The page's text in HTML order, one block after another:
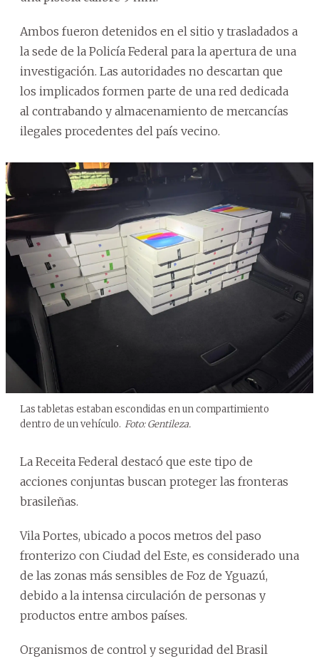
Ambos fueron detenidos en el sitio y trasladados a
la sede de la Policía Federal para la apertura de una
investigación. Las autoridades no descartan que
los implicados formen parte de una red dedicada
al contrabando y almacenamiento de mercancías
ilegales procedentes del país vecino.
Las tabletas estaban escondidas en un compartimiento
dentro de un vehículo. Foto: Gentileza.
La Receita Federal destacó que este tipo de
acciones conjuntas buscan proteger las fronteras
brasileñas.
Vila Portes, ubicado a pocos metros del paso
fronterizo con Ciudad del Este, es considerado una
de las zonas más sensibles de Foz de Yguazú,
debido a la intensa circulación de personas y
productos entre ambos países.
Organismos de control y seguridad del Brasil